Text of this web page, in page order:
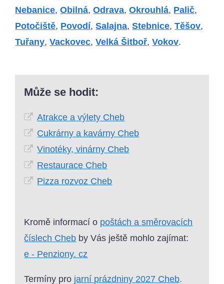
Nebanice,Obilná,Odrava,Okrouhlá, Palič,
Potočiště, Povodí,Salajna,Stebnice,Těšov,
Tuřany,Vackovec,Velká Šitboř,Vokov.
Může se hodit:
Atrakce a výlety Cheb
Cukrárny a kavárny Cheb
Vinotéky, vinárny Cheb
Restaurace Cheb
Pizza rozvoz Cheb
Kromě informací o poštách a směrovacích
číslech Cheb by Vás ještě mohlo zajímat:
e - Penziony. cz
Termíny pro jarní prázdniny 2027 Cheb.